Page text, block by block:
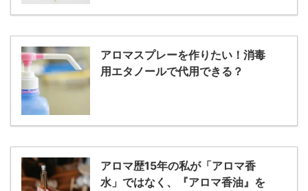
アロマスプレーを作りたい！消毒
用エタノールで代用できる？
アロマ歴15年の私が「アロマ香
水」ではなく、『アロマ香油』を